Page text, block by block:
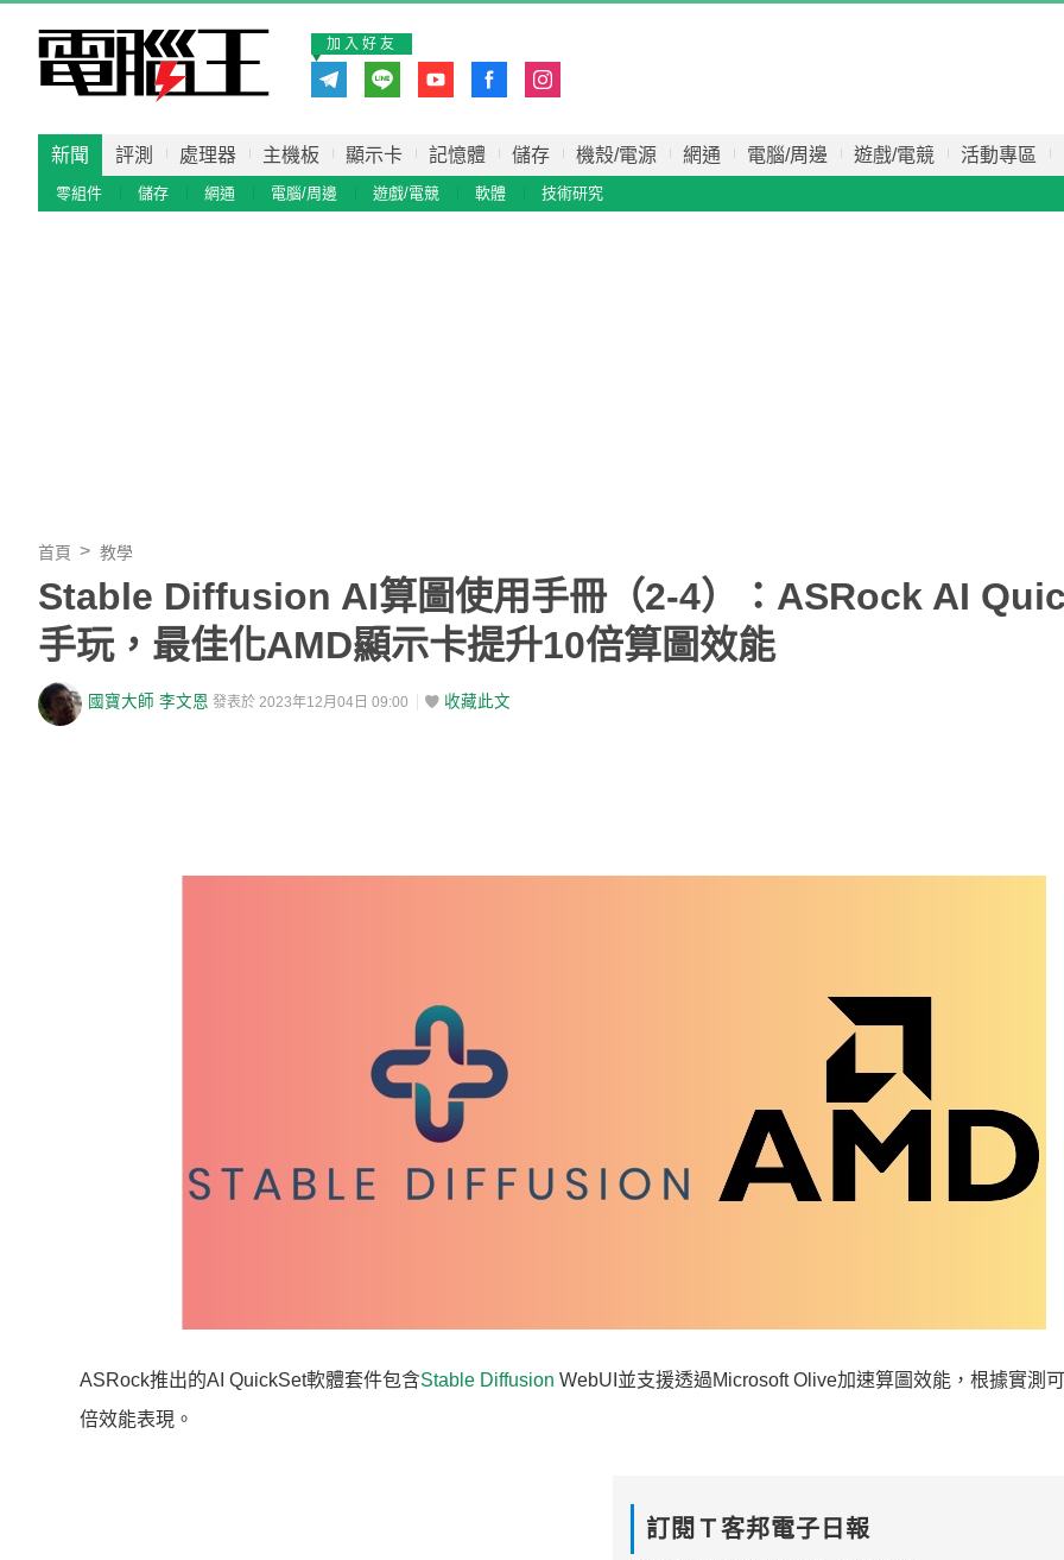
加入好友
新聞 評測 處理器 主機板 顯示卡 記憶體 儲存 機殼/電源 網通 電腦/周邊 遊戲/電競 活動專區
零組件 儲存 網通 電腦/周邊 遊戲/電競 軟體 技術研究
首頁 教學
Stable Diffusion AI算圖使用手冊（2-4）：ASRock AI
手玩，最佳化AMD顯示卡提升10倍算圖效能
國寶大師 李文恩 發表於 2023年12月04日 09:00 收藏此文
ASRock推出的AI QuickSet軟體套件包含Stable Diffusion WebUI並支援透過Microsoft Olive加速算圖效能，根據實測
倍效能表現。
訂閱Ｔ客邦電子日報